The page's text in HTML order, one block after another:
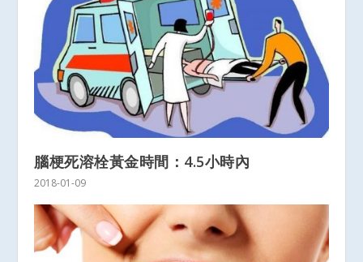
腦梗死溶栓黃金時間：4.5小時內
2018-01-09